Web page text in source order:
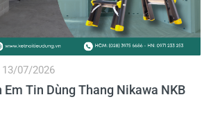
Em Tin Dùng Thang Nikawa NKB
13/07/2026